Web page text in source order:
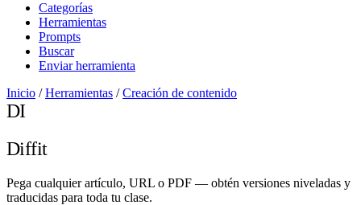
Categorías
Herramientas
Prompts
Buscar
Enviar herramienta
Inicio / Herramientas / Creación de contenido
DI
Diffit
Pega cualquier artículo, URL o PDF — obtén versiones niveladas y
traducidas para toda tu clase.